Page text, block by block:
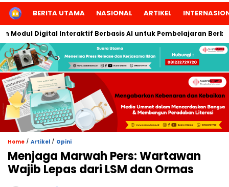
HOMEBERITA UTAMA NASIONAL ARTIKEL
Digital Interaktif Berbasis AI untuk Pembelajaran Berbicara
Home / Artikel / Opini
Menjaga Marwah Pers: Wartawan
Wajib Lepas dari LSM dan Ormas